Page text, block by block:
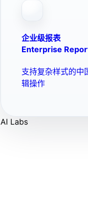
企业级报表
Enterprise
支持复杂样式的中
辑操作
AI Labs